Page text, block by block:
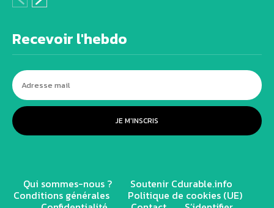
Recevoir l'hebdo
JE M'INSCRIS
Qui sommes-nous ? Soutenir Cdurable.info
Conditions générales Politique de cookies (UE)